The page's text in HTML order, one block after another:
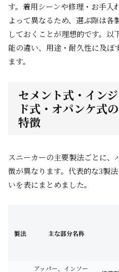
す。着用シーンや修理・お手入
よって異なるため、選ぶ際は各
しておくことが理想的です。以
能の違い、用途・耐久性に及ぼ
ます。
セメント式・イン
ド式・オパンケ式
特徴
スニーカーの主要製法ごとに、
徴が異なります。代表的な3製
いを表にまとめました。
製法 主な部分名称
アッパー、インソー